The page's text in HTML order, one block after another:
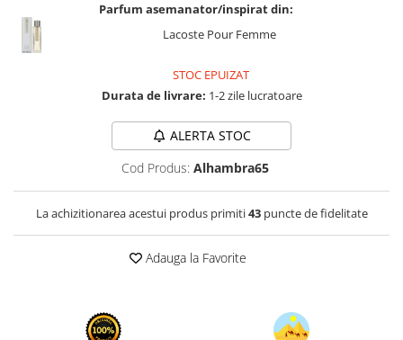
Parfum asemanator/inspirat din:
Lacoste Pour Femme
STOC EPUIZAT
Durata de livrare: 1-2 zile lucratoare
ALERTA STOC
Cod Produs: Alhambra65
La achizitionarea acestui produs primiti43puncte de fidelitate
Adauga la Favorite